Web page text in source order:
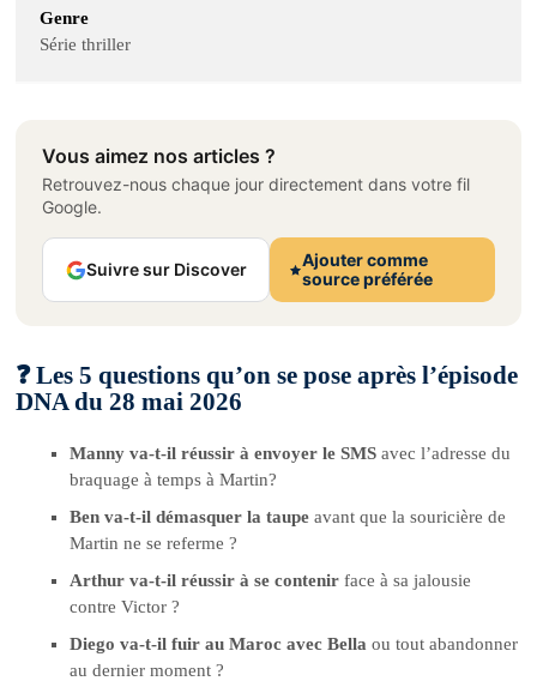
Genre
Série thriller
Vous aimez nos articles ?
Retrouvez-nous chaque jour directement dans votre fil
Google.
Suivre sur Discover
Ajouter comme
source préférée
❓ Les 5 questions qu’on se pose après l’épisode
DNA du 28 mai 2026
Manny va-t-il réussir à envoyer le SMS avec l’adresse du
braquage à temps à Martin?
Ben va-t-il démasquer la taupe avant que la souricière de
Martin ne se referme ?
Arthur va-t-il réussir à se contenirface à sa jalousie
contre Victor ?
Diego va-t-il fuir au Maroc avec Bella ou tout abandonner
au dernier moment ?